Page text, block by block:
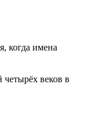
когда имена
четырёх веков в